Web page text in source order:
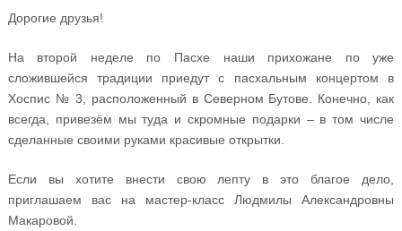
Дорогие друзья!
На второй неделе по Пасхе наши прихожане по уже
сложившейся традиции приедут с пасхальным концертом в
Хоспис № 3, расположенный в Северном Бутове. Конечно, как
всегда, привезём мы туда и скромные подарки – в том числе
сделанные своими руками красивые открытки.
Если вы хотите внести свою лепту в это благое дело,
приглашаем вас на мастер-класс Людмилы Александровны
Макаровой.